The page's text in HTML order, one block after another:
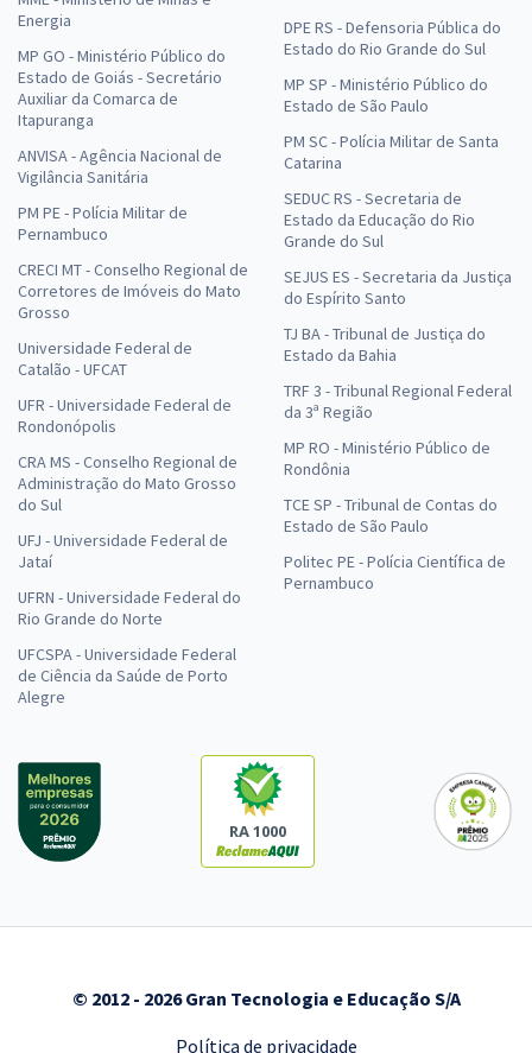
Energia
MP GO - Ministério Público do
Estado de Goiás - Secretário
Auxiliar da Comarca de
Itapuranga
ANVISA - Agência Nacional de
Vigilância Sanitária
PM PE - Polícia Militar de
Pernambuco
CRECI MT - Conselho Regional de
Corretores de Imóveis do Mato
Grosso
Universidade Federal de
Catalão - UFCAT
UFR - Universidade Federal de
Rondonópolis
CRA MS - Conselho Regional de
Administração do Mato Grosso
do Sul
UFJ - Universidade Federal de
Jataí
UFRN - Universidade Federal do
Rio Grande do Norte
UFCSPA - Universidade Federal
de Ciência da Saúde de Porto
Alegre
DPE RS - Defensoria Pública do
Estado do Rio Grande do Sul
MP SP - Ministério Público do
Estado de São Paulo
PM SC - Polícia Militar de Santa
Catarina
SEDUC RS - Secretaria de
Estado da Educação do Rio
Grande do Sul
SEJUS ES - Secretaria da Justiça
do Espírito Santo
TJ BA - Tribunal de Justiça do
Estado da Bahia
TRF 3 - Tribunal Regional Federal
da 3ª Região
MP RO - Ministério Público de
Rondônia
TCE SP - Tribunal de Contas do
Estado de São Paulo
Politec PE - Polícia Científica de
Pernambuco
RA 1000
© 2012 - 2026 Gran Tecnologia e Educação S/A
Política de privacidade